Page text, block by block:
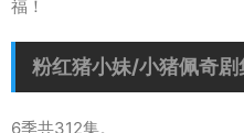
福！
粉红猪小妹/小猪佩奇剧
6季共312集。